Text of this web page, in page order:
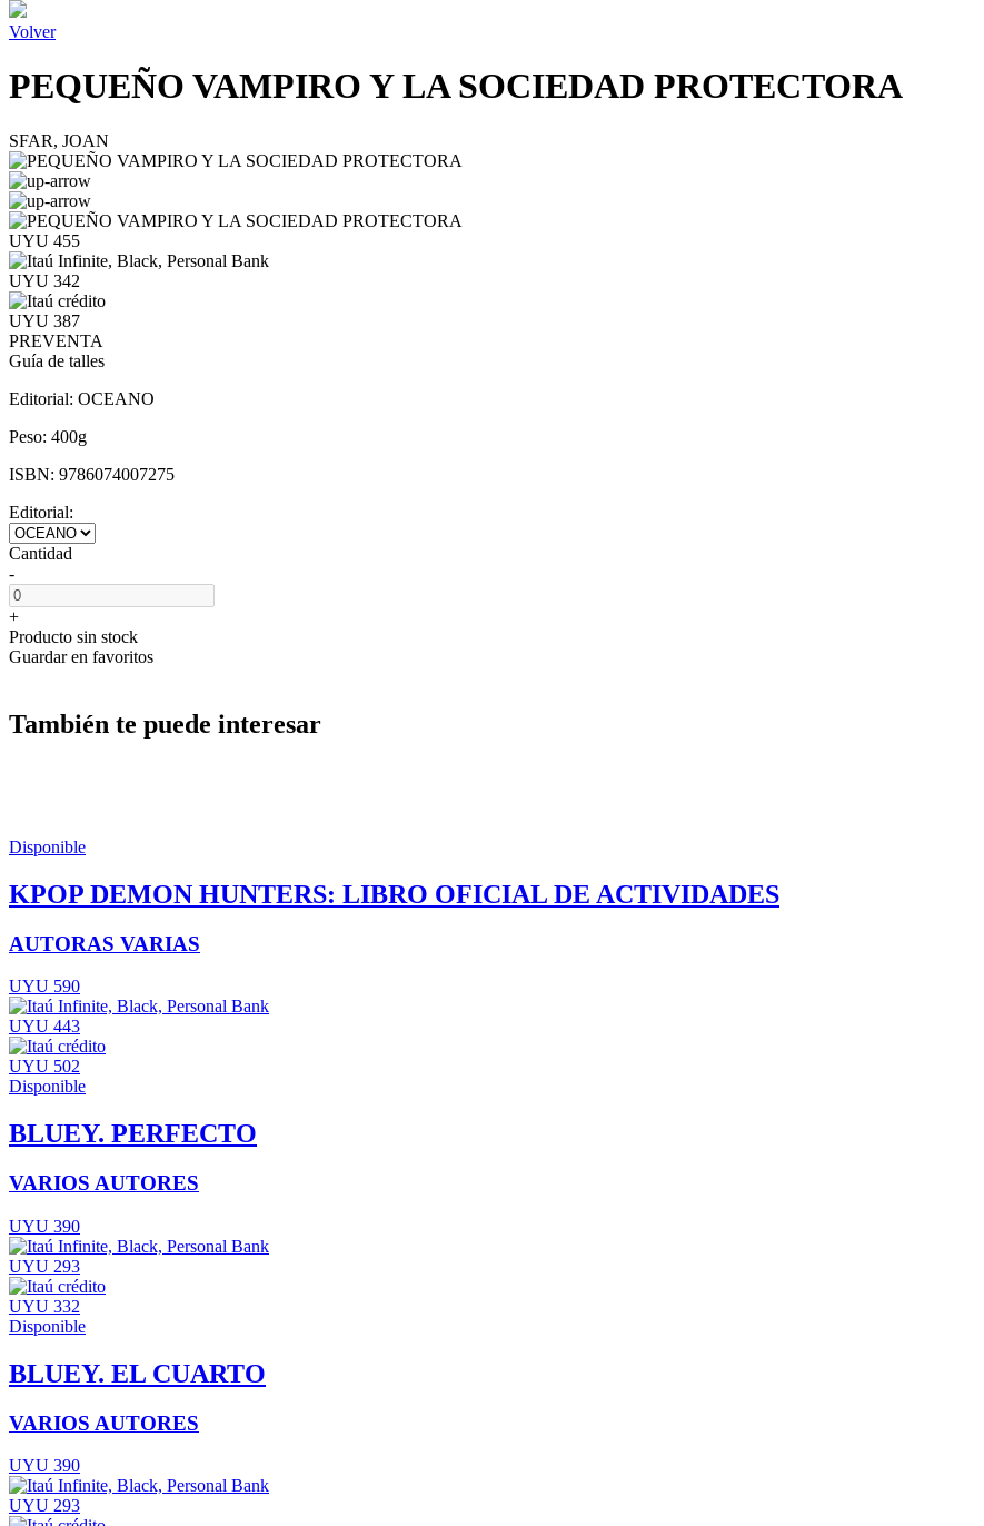
Volver
PEQUEÑO VAMPIRO Y LA SOCIEDAD PROTECTORA
SFAR, JOAN
UYU 455
UYU 342
UYU 387
PREVENTA
Guía de talles
Editorial: OCEANO
Peso: 400g
ISBN: 9786074007275
Editorial:
Cantidad
-
+
Producto sin stock
Guardar en favoritos
También te puede interesar
Disponible
KPOP DEMON HUNTERS: LIBRO OFICIAL DE ACTIVIDADES
AUTORAS VARIAS
UYU 590
UYU 443
UYU 502
Disponible
BLUEY. PERFECTO
VARIOS AUTORES
UYU 390
UYU 293
UYU 332
Disponible
BLUEY. EL CUARTO
VARIOS AUTORES
UYU 390
UYU 293